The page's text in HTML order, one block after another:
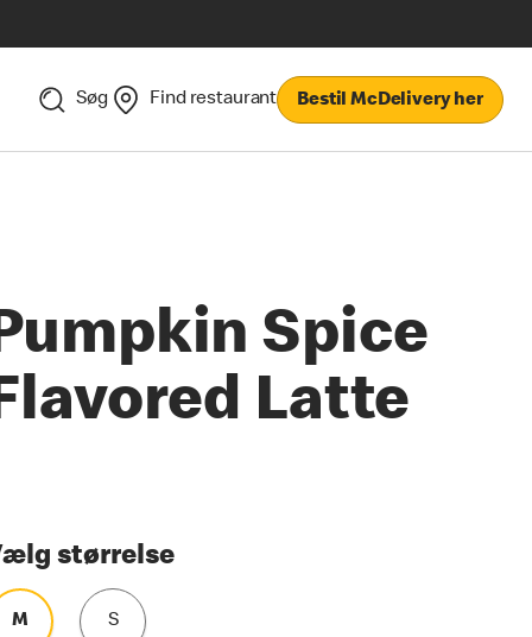
Søg Find restaurant Bestil McDelivery her
Spice
Latte
størrelse
M S